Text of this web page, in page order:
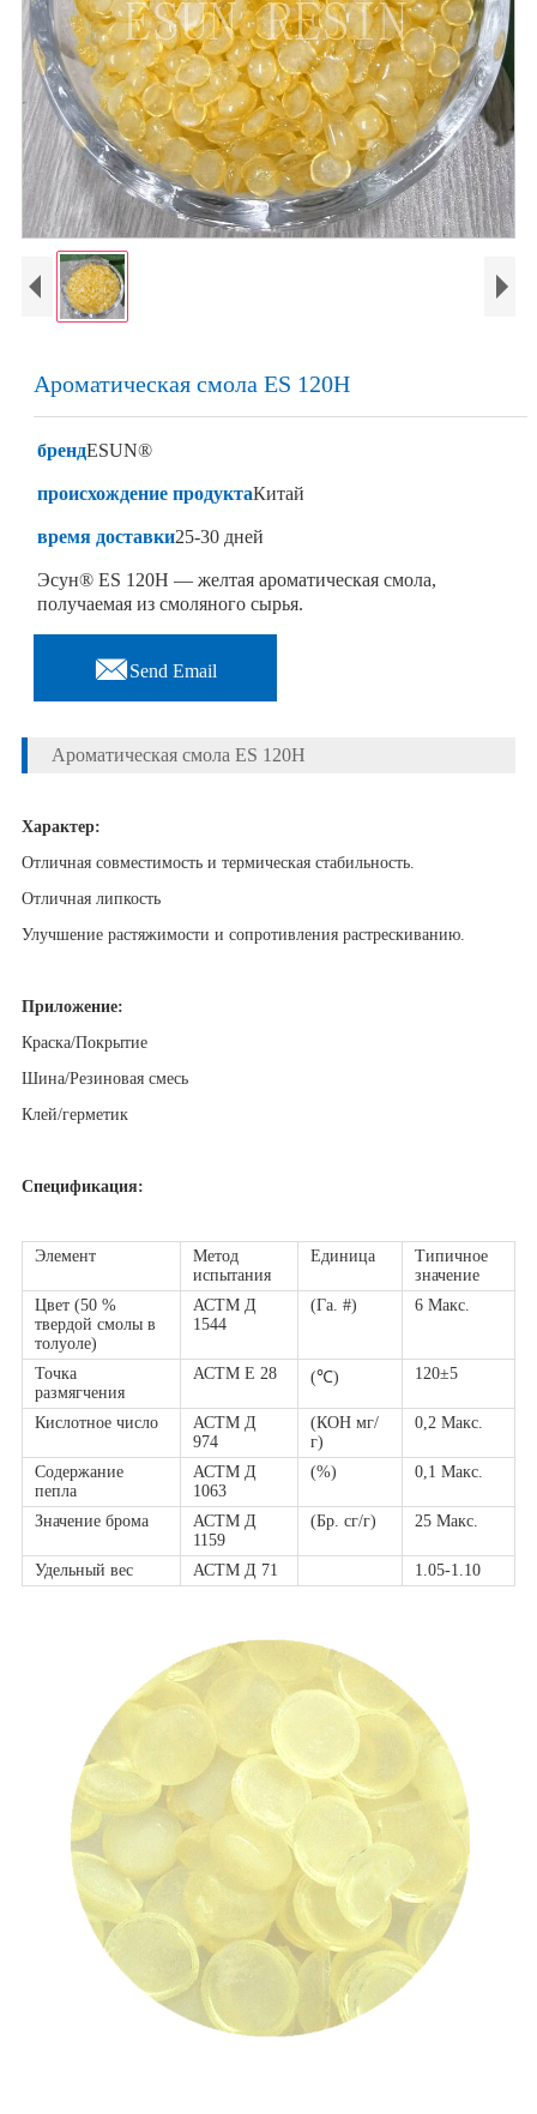
Ароматическая смола ES 120H
брендESUN®
происхождение продуктаКитай
время доставки25-30 дней
Эсун® ES 120H — желтая ароматическая смола,
получаемая из смоляного сырья.
Send Email
Ароматическая смола ES 120H
Характер:
Отличная совместимость и термическая стабильность.
Отличная липкость
Улучшение растяжимости и сопротивления растрескиванию.
Приложение:
Краска/Покрытие
Шина/Резиновая смесь
Клей/герметик
Спецификация:
Элемент
Метод
испытания
Единица
Типичное
значение
Цвет (50 %
твердой смолы в
толуоле)
АСТМ Д
1544
(Га. #) 6 Макс.
Точка
размягчения
АСТМ Е 28 (℃) 120±5
Кислотное число
АСТМ Д
974
(КОН мг/
г)
0,2 Макс.
Содержание
пепла
АСТМ Д
1063
(%) 0,1 Макс.
Значение брома
АСТМ Д
1159
(Бр. сг/г) 25 Макс.
Удельный вес АСТМ Д 71 1.05-1.10